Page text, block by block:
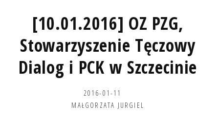
[10.01.2016] OZ PZG,
Stowarzyszenie Tęczowy
Dialog i PCK w Szczecinie
2016-01-11
MAŁGORZATA JURGIEL